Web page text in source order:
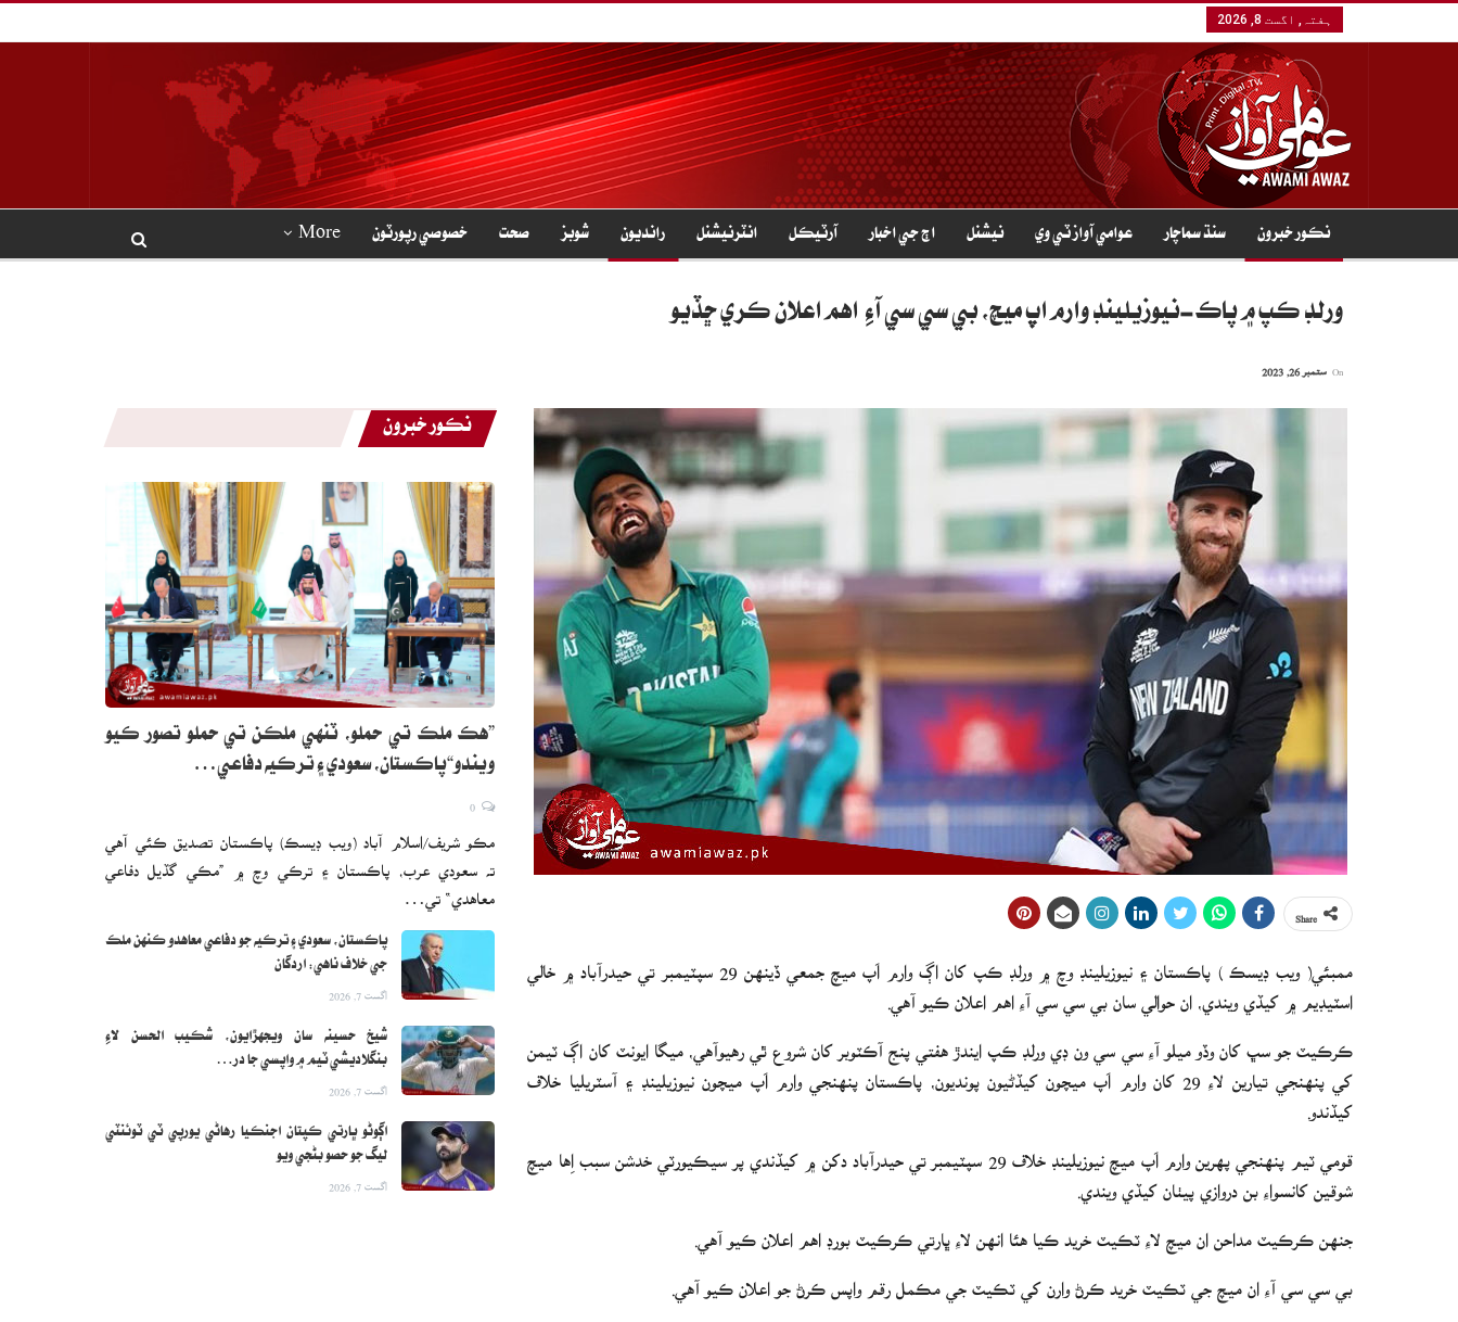
ہفتہ, اگست 8, 2026
نڪور خبرون سنڌ سماچار عوامي آواز ٽي وي نيشنل اڄ جي اخبار آرٽيڪل انٽرنيشنل رانديون شوبز صحت خصوصي رپورٽون More
ورلڊ ڪپ ۾ پاڪ-نيوزيلينڊ وارم اَپ ميچ، بي سي سي آءِ اهم اعلان ڪري ڇڏيو
ممبئي( ويب ڊيسڪ ) پاڪستان ۽ نيوزيلينڊ وچ ۾ ورلڊ ڪپ کان اڳ وارم اَپ ميچ جمعي ڏينهن 29 سپٽيمبر تي حيدرآباد ۾ خالي
اسٽيڊيم ۾ کيڏي ويندي، ان حوالي سان بي سي سي آءِ اهم اعلان ڪيو آهي.
ڪرڪيٽ جو سڀ کان وڏو ميلو آءِ سي سي ون ڊي ورلڊ ڪپ ايندڙ هفتي پنج آڪٽوبر کان شروع ٿي رهيوآهي، ميگا ايونٽ کان اڳ ٽيمن
کي پنهنجي تيارين لاءِ 29 کان وارم اَپ ميچون کيڏڻيون پونديون، پاڪستان پنهنجي وارم اَپ ميچون نيوزيلينڊ ۽ آسٽريليا خلاف
کيڏندو.
قومي ٽيم پنهنجي پهرين وارم اَپ ميچ نيوزيلينڊ خلاف 29 سپٽيمبر تي حيدرآباد دکن ۾ کيڏندي پر سيڪيورٽي خدشن سبب اِها ميچ
شوقين کانسواءِ بن دروازي پيٺان کيڏي ويندي.
جنهن ڪرڪيٽ مداحن ان ميچ لاءِ ٽڪيٽ خريد ڪيا هئا انهن لاءِ ڀارتي ڪرڪيٽ بورڊ اهم اعلان ڪيو آهي.
بي سي سي آءِ ان ميچ جي ٽڪيٽ خريد ڪرڻ وارن کي ٽڪيٽ جي مڪمل رقم واپس ڪرڻ جو اعلان ڪيو آهي.
نڪور خبرون
”هڪ ملڪ تي حملو، ٽنهي ملڪن تي حملو تصور ڪيو
ويندو“پاڪستان، سعودي ۽ ترڪيه دفاعي…
مڪو شريف/اسلام آباد (ويب ڊيسڪ) پاڪستان تصديق ڪئي آهي
ته سعودي عرب، پاڪستان ۽ ترڪي وچ ۾ ”مڪي گڏيل دفاعي
معاهدي“ تي…
پاڪستان، سعودي ۽ ترڪيه جو دفاعي معاهدو ڪنهن ملڪ
جي خلاف ناهي: اردگان
اگست 7, 2026
شيخ حسينه سان ويجهڙايون، شڪيب الحسن لاءِ
بنگلاديشي ٽيم ۾ واپسي جا در…
اگست 7, 2026
اڳوڻو ڀارتي ڪپتان اجنڪيا رهاڻي يورپي ٽي ٽوئنٽي
ليگ جو حصو بڻجي ويو
اگست 7, 2026